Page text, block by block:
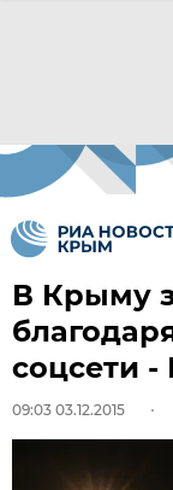
В Крыму
соцсети -
09:03 03.12.2015